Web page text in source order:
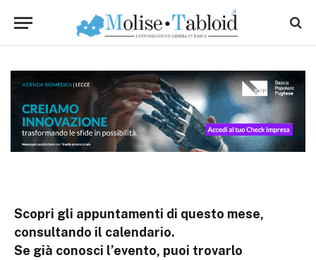
Scopri gli appuntamenti di questo mese,
consultando il calendario.
Se già conosci l’evento, puoi trovarlo